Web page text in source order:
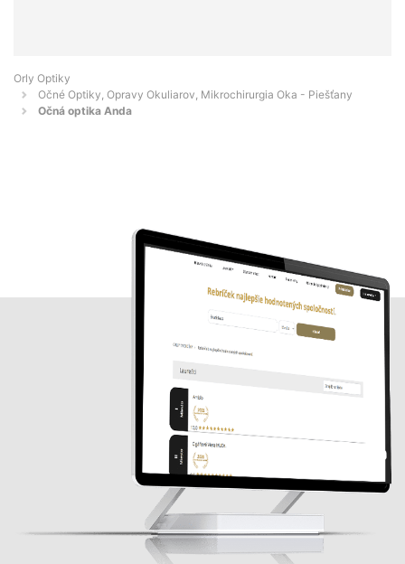
Orly Optiky
Očné Optiky, Opravy Okuliarov, Mikrochirurgia Oka - Piešťany
Očná optika Anda